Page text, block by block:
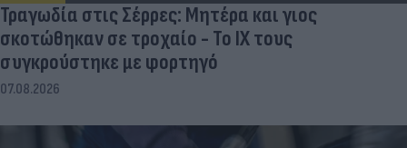
Τραγωδία στις Σέρρες: Μητέρα και γιος
σκοτώθηκαν σε τροχαίο - Το ΙΧ τους
συγκρούστηκε με φορτηγό
07.08.2026